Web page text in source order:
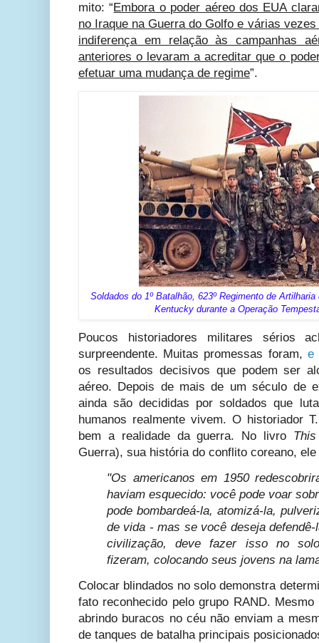
mito: “ Embora o poder aéreo dos EUA
no Iraque na Guerra do Golfo e várias
indiferença em relação às campanhas
anteriores o levaram a acreditar que o
efetuar uma mudança de regime”.
Soldados do 1º Batalhão, 623º Regimento de
Kentucky durante a Operação
Poucos historiadores militares sérios
surpreendente. Muitas promessas foram, e
os resultados decisivos que podem ser
aéreo. Depois de mais de um século de
ainda são decididas por soldados que
humanos realmente vivem. O historiador
bem a realidade da guerra. No livro
Guerra), sua história do conflito coreano,
"Os americanos em 1950
haviam esquecido: você pode voar
pode bombardeá-la, atomizá-la,
de vida - mas se você deseja
civilização, deve fazer isso no
fizeram, colocando seus jovens na
Colocar blindados no solo demonstra
fato reconhecido pelo grupo RAND.
abrindo buracos no céu não enviam a
de tanques de batalha principais